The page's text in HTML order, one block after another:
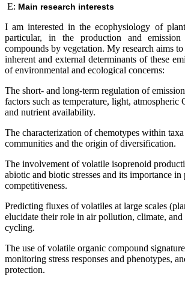
E: Main research interests
I am interested in the ecophysiology of
particular, in the production and
compounds by vegetation. My research aims
inherent and external determinants of these
of environmental and ecological concerns:
The short- and long-term regulation of
factors such as temperature, light, atmospheric
and nutrient availability.
The characterization of chemotypes within
communities and the origin of diversification.
The involvement of volatile isoprenoid
abiotic and biotic stresses and its importance in
competitiveness.
Predicting fluxes of volatiles at large scales
elucidate their role in air pollution, climate, and
cycling.
The use of volatile organic compound
monitoring stress responses and phenotypes,
protection.